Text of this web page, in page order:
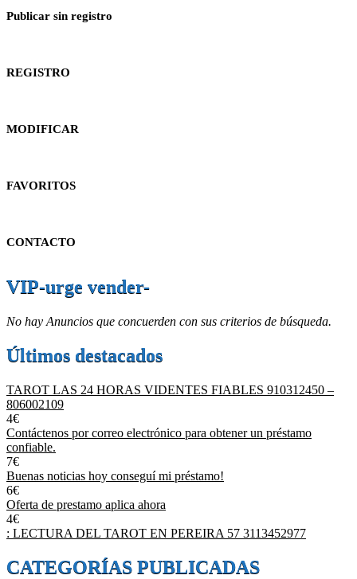
Publicar sin registro
REGISTRO
MODIFICAR
FAVORITOS
CONTACTO
VIP-urge vender-
No hay Anuncios que concuerden con sus criterios de búsqueda.
Últimos destacados
TAROT LAS 24 HORAS VIDENTES FIABLES 910312450 –
806002109
4€
Contáctenos por correo electrónico para obtener un préstamo
confiable.
7€
Buenas noticias hoy conseguí mi préstamo!
6€
Oferta de prestamo aplica ahora
4€
: LECTURA DEL TAROT EN PEREIRA 57 3113452977
CATEGORÍAS PUBLICADAS